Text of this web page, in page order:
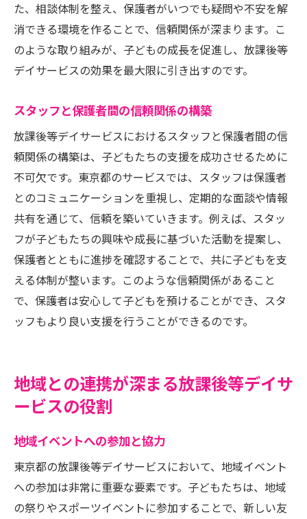
た、相談体制を整え、保護者がいつでも疑問や不安を解
消できる環境を作ることで、信頼関係が深まります。こ
のような取り組みが、子どもの成長を促進し、放課後等
デイサービスの効果を最大限に引き出すのです。
スタッフと保護者間の信頼関係の構築
放課後等デイサービスにおけるスタッフと保護者間の信
頼関係の構築は、子どもたちの支援を成功させるために
不可欠です。東京都のサービスでは、スタッフは保護者
とのコミュニケーションを重視し、定期的な面談や情報
共有を通じて、信頼を築いていきます。例えば、スタッ
フが子どもたちの興味や成長に基づいた活動を提案し、
保護者とともに進捗を確認することで、共に子どもを支
える体制が整います。このような信頼関係があること
で、保護者は安心して子どもを預けることができ、スタ
ッフもより良い支援を行うことができるのです。
地域との連携が深まる放課後等デイサ
ービスの役割
地域イベントへの参加と協力
東京都の放課後等デイサービスにおいて、地域イベント
への参加は非常に重要な要素です。子どもたちは、地域
の祭りやスポーツイベントに参加することで、新しい友